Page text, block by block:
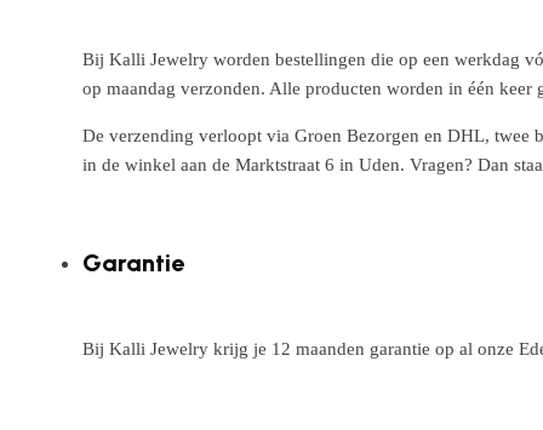
Bij Kalli Jewelry worden bestellingen die op een werkdag
op maandag verzonden. Alle producten worden in één
De verzending verloopt via Groen Bezorgen en DHL, twee
in de winkel aan de Marktstraat 6 in Uden. Vragen? Dan
Garantie
Bij Kalli Jewelry krijg je 12 maanden garantie op al onze